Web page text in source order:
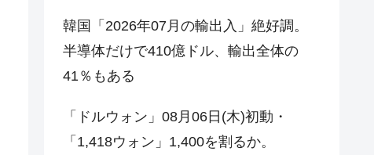
韓国「2026年07月の輸出入」絶好調。
半導体だけで410億ドル、輸出全体の
41％もある
「ドルウォン」08月06日(木)初動・
「1,418ウォン」1,400を割るか。